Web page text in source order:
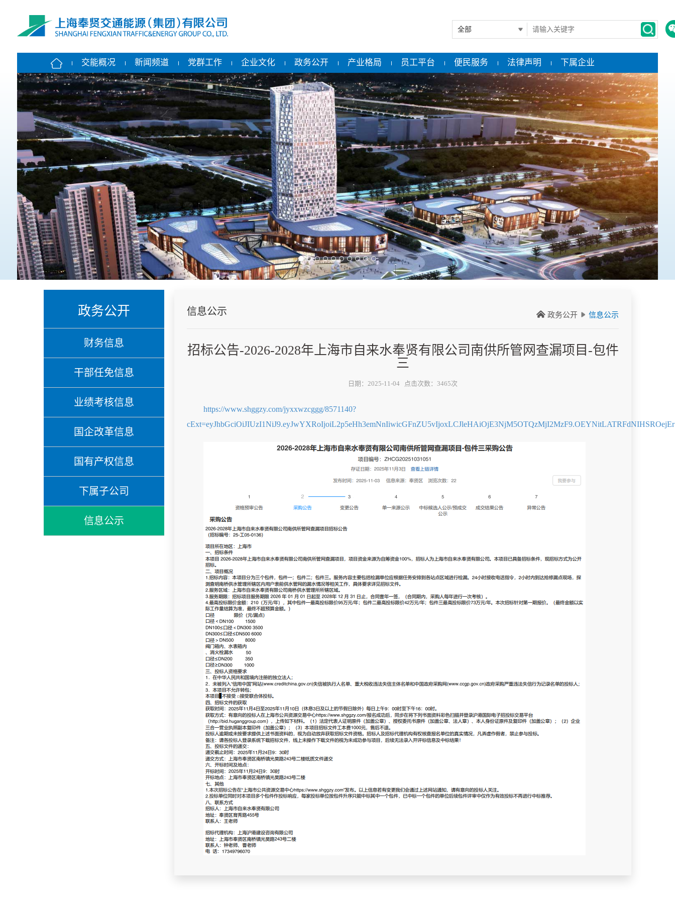
交能概况 新闻频道 党群工作 企业文化 政务公开 产业格局 员工平台 便民服务 法律声明 下属企业
政务公开
财务信息
干部任免信息
业绩考核信息
国企改革信息
国有产权信息
下属子公司
信息公示
信息公示 政务公开 信息公示
招标公告-2026-2028年上海市自来水奉贤有限公司南供所管网查漏项目-包件
三
日期：2025-11-04 点击次数：3465次
https://www.shggzy.com/jyxxwzcggg/8571140?